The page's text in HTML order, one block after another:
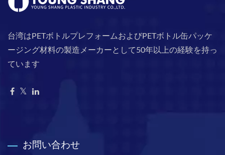
台湾はPETボトルプレフォームおよびPETボトル缶パッケ
ージング材料の製造メーカーとして50年以上の経験を持っ
ています
お問い合わせ